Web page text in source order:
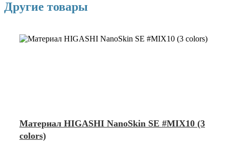
Другие товары
Материал HIGASHI NanoSkin SE #MIX10 (3
colors)